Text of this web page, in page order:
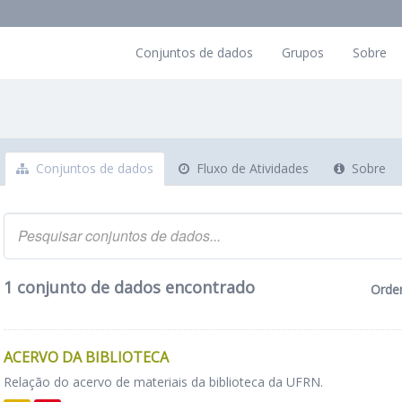
Conjuntos de dados Grupos Sobre
Conjuntos de dados Fluxo de Atividades Sobre
1 conjunto de dados encontrado
ACERVO DA BIBLIOTECA
Relação do acervo de materiais da biblioteca da UFRN.